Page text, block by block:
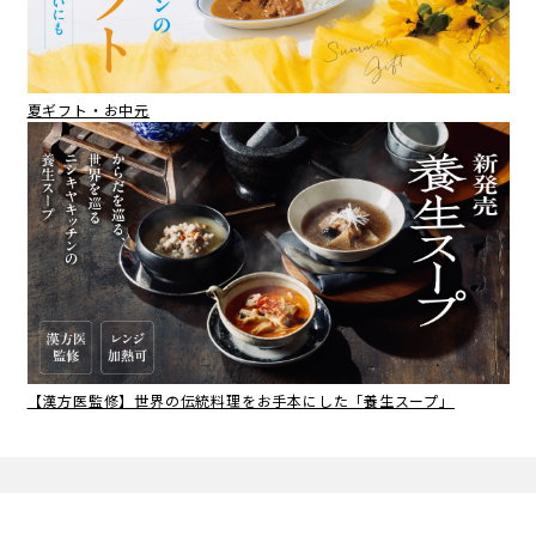
夏ギフト・お中元
【漢方医監修】世界の伝統料理をお手本にした「養生スープ」